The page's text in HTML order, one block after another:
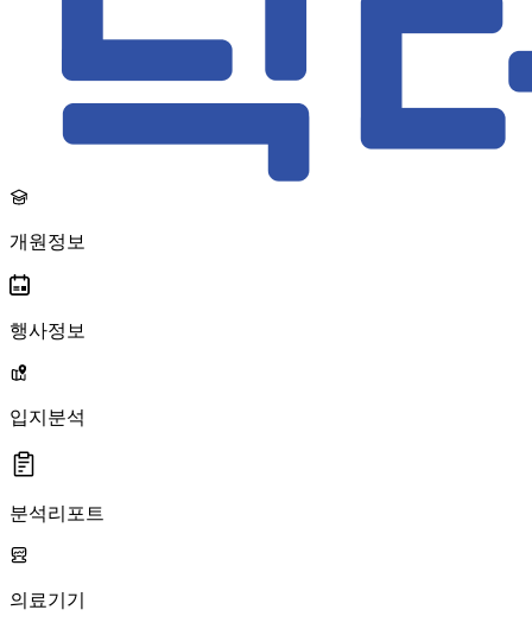
개원정보
행사정보
입지분석
분석리포트
의료기기